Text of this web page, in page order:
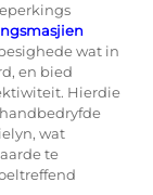
wat in
en bied
Hierdie
wat
te